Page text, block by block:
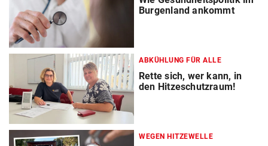
Burgenland ankommt
ABKÜHLUNG FÜR ALLE
Rette sich, wer kann, in
den Hitzeschutzraum!
WEGEN HITZEWELLE